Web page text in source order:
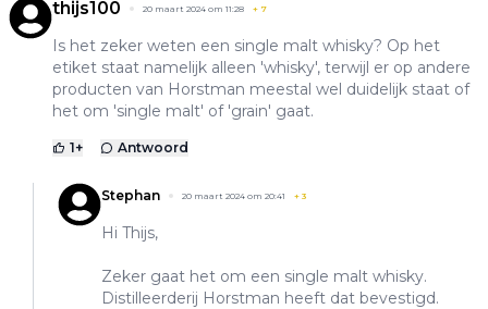
thijs100 20 maart 2024 om 11:28 + 7
Is het zeker weten een single malt whisky? Op het
etiket staat namelijk alleen 'whisky', terwijl er op andere
producten van Horstman meestal wel duidelijk staat of
het om 'single malt' of 'grain' gaat.
1+ Antwoord
Stephan 20 maart 2024 om 20:41 + 3
Hi Thijs,
Zeker gaat het om een single malt whisky.
Distilleerderij Horstman heeft dat bevestigd.